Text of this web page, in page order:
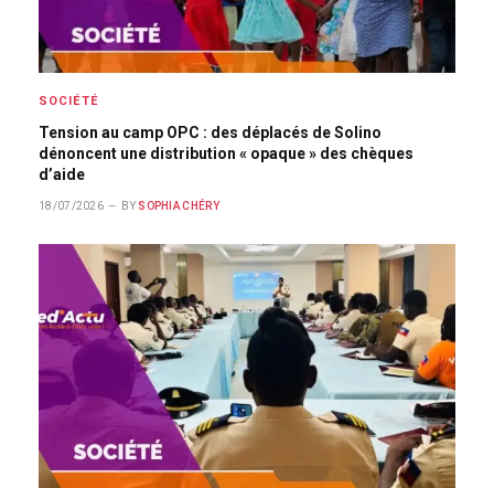
SOCIÉTÉ
Tension au camp OPC : des déplacés de Solino
dénoncent une distribution « opaque » des chèques
d’aide
18/07/2026 BY SOPHIA CHÉRY